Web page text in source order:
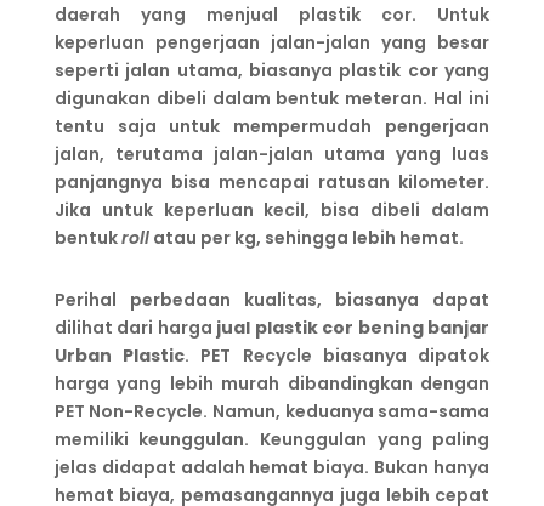
daerah yang menjual plastik cor. Untuk
keperluan pengerjaan jalan-jalan yang besar
seperti jalan utama, biasanya plastik cor yang
digunakan dibeli dalam bentuk meteran. Hal ini
tentu saja untuk mempermudah pengerjaan
jalan, terutama jalan-jalan utama yang luas
panjangnya bisa mencapai ratusan kilometer.
Jika untuk keperluan kecil, bisa dibeli dalam
bentukrollatau per kg, sehingga lebih hemat.
Perihal perbedaan kualitas, biasanya dapat
dilihat dari harga jual plastik cor bening banjar
Urban Plastic. PET Recycle biasanya dipatok
harga yang lebih murah dibandingkan dengan
PET Non-Recycle. Namun, keduanya sama-sama
memiliki keunggulan. Keunggulan yang paling
jelas didapat adalah hemat biaya. Bukan hanya
hemat biaya, pemasangannya juga lebih cepat